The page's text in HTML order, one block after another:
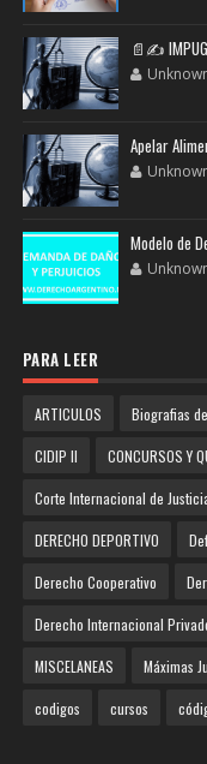
📄✍️
Apelar
Modelo de
PARA LEER
ARTICULOS Biografias
CIDIP II CONCURSOS Y
Corte Internacional de
DERECHO DEPORTIVO
Derecho Cooperativo
Derecho Internacional
MISCELANEAS Máximas
codigos cursos